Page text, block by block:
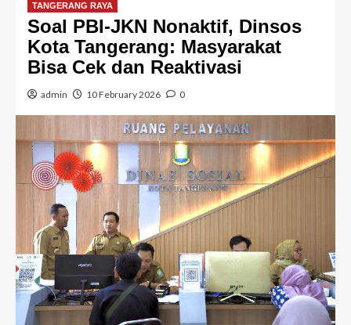
TANGERANG RAYA
Soal PBI-JKN Nonaktif, Dinsos
Kota Tangerang: Masyarakat
Bisa Cek dan Reaktivasi
admin 10 February 2026 0